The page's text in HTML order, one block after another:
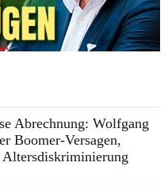
Abrechnung: Wolfgang
Boomer-Versagen,